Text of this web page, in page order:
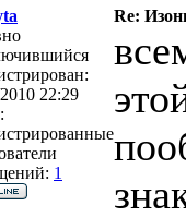
Re:
22:29
1